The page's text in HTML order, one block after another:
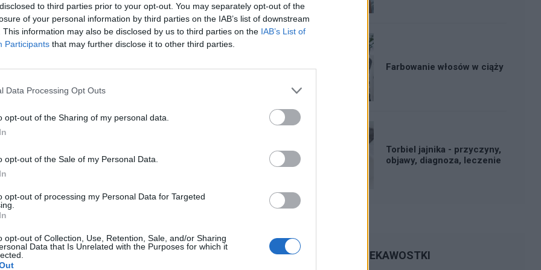
to third parties prior to your opt-out. You may separately opt-out of the
of your personal information by third parties on the IAB’s list of downstream
This information may also be disclosed by us to third parties on the IAB’s List of
Participants that may further disclose it to other third parties.
Data Processing Opt Outs
opt-out of the Sharing of my personal data.
opt-out of the Sale of my Personal Data.
opt-out of processing my Personal Data for Targeted
opt-out of Collection, Use, Retention, Sale, and/or Sharing
Data that Is Unrelated with the Purposes for which it
bez zabezpieczenia. Po 10h wzięłam tabletkę
to 25/26 maja. Zwykle mam okres 5dni. Cykl 28 dni.
pokazuje że stosunek był w dni niepłodne. Czy jest
Farbowanie włosów w ciąży
Torbiel jajnika - przyczyny,
objawy, diagnoza, leczenie
CIEKAWOSTKI